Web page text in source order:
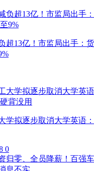
超13亿！市监局出手：
学拟逐步取消大学英语
0